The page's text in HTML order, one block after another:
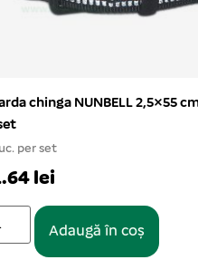
3 Culcus – Casuta rabatabila S,
per set
lei
Adaugă în coș